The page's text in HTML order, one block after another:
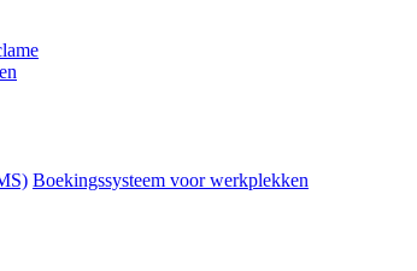
Boekingssysteem voor werkplekken